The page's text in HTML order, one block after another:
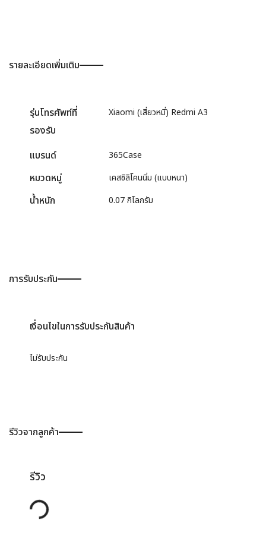
รายละเอียดเพิ่มเติม
รุ่นโทรศัพท์ที่
รองรับ
Xiaomi (เสี่ยวหมี่) Redmi A3
แบรนด์ 365Case
หมวดหมู่ เคสซิลิโคนนิ่ม (แบบหนา)
น้ำหนัก 0.07 กิโลกรัม
การรับประกัน
เงื่อนไขในการรับประกันสินค้า
ไม่รับประกัน
รีวิวจากลูกค้า
รีวิว
Loading...